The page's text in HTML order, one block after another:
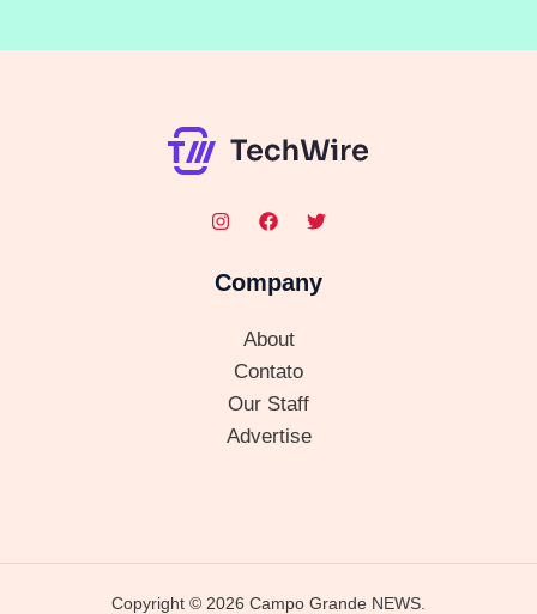
Company
About
Contato
Our Staff
Advertise
Copyright © 2026 Campo Grande NEWS.